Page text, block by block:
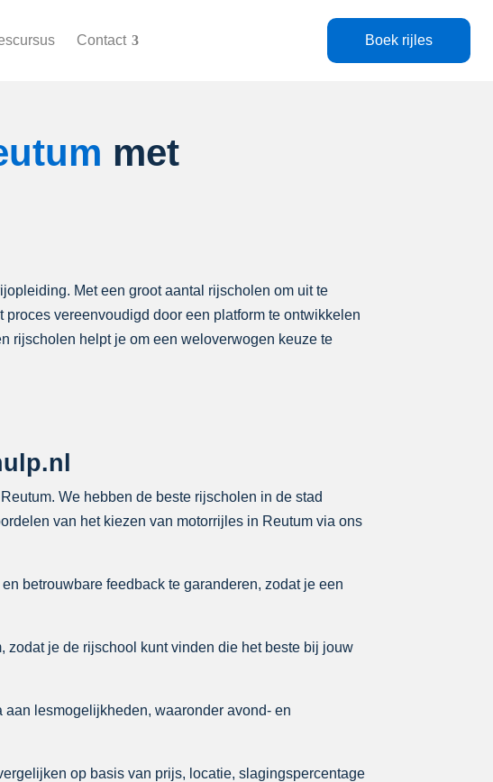
Contact Boek rijles
met
Met een groot aantal rijscholen om uit te
vereenvoudigd door een platform te ontwikkelen
rijscholen helpt je om een weloverwogen keuze te
We hebben de beste rijscholen in de stad
van het kiezen van motorrijles in Reutum via ons
betrouwbare feedback te garanderen, zodat je een
je de rijschool kunt vinden die het beste bij jouw
lesmogelijkheden, waaronder avond- en
op basis van prijs, locatie, slagingspercentage